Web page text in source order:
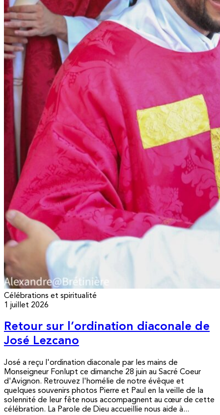
Célébrations et spiritualité
1 juillet 2026
Retour sur l’ordination diaconale de
José Lezcano
José a reçu l'ordination diaconale par les mains de
Monseigneur Fonlupt ce dimanche 28 juin au Sacré Coeur
d'Avignon. Retrouvez l'homélie de notre évêque et
quelques souvenirs photos Pierre et Paul en la veille de la
solennité de leur fête nous accompagnent au cœur de cette
célébration. La Parole de Dieu accueillie nous aide à...